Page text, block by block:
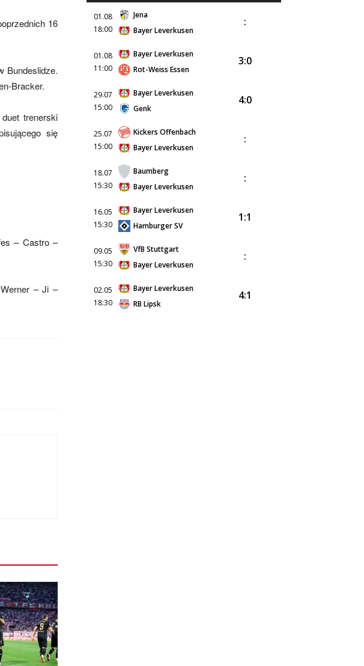
16
Bundeslidze.
Bracker.
trenerski
się
– Castro –
– Ji –
01.08
18:00
Jena
Bayer Leverkusen
:
01.08
11:00
Bayer Leverkusen
Rot-Weiss Essen
3:0
29.07
15:00
Bayer Leverkusen
Genk
4:0
25.07
15:00
Kickers Offenbach
Bayer Leverkusen
:
18.07
15:30
Baumberg
Bayer Leverkusen
:
16.05
15:30
Bayer Leverkusen
Hamburger SV
1:1
09.05
15:30
VfB Stuttgart
Bayer Leverkusen
:
02.05
18:30
Bayer Leverkusen
RB Lipsk
4:1